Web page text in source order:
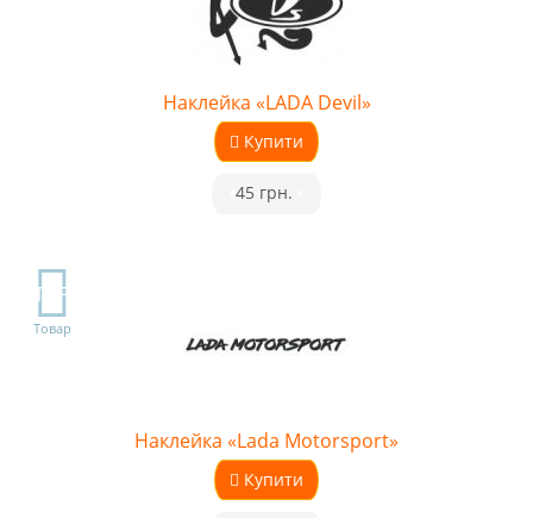
Наклейка «LADA Devil»
Купити
45 грн.
TOP
Товар
Наклейка «Lada Motorsport»
Купити